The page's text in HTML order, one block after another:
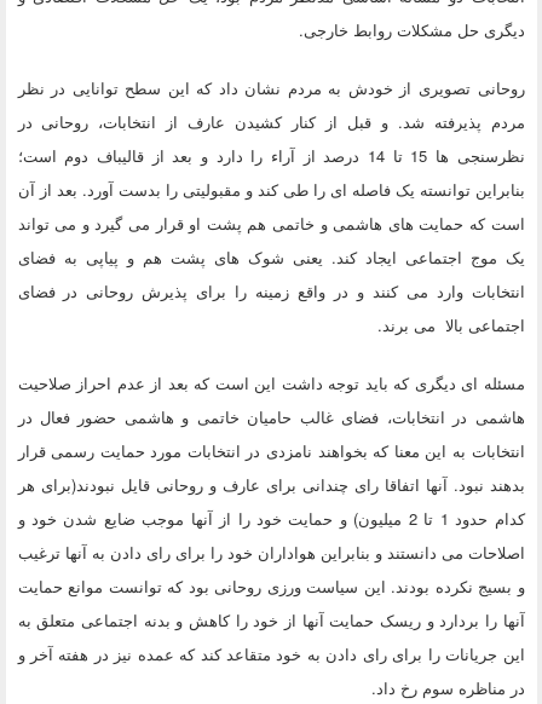
دیگری حل مشکلات روابط خارجی.
روحانی تصویری از خودش به مردم نشان داد که این سطح توانایی در نظر
مردم پذیرفته شد. و قبل از کنار کشیدن عارف از انتخابات، روحانی در
نظرسنجی ها 15 تا 14 درصد از آراء را دارد و بعد از قالیباف دوم است؛
بنابراین توانسته یک فاصله ای را طی کند و مقبولیتی را بدست آورد. بعد از آن
است که حمایت های هاشمی و خاتمی هم پشت او قرار می گیرد و می تواند
یک موج اجتماعی ایجاد کند. یعنی شوک های پشت هم و پیاپی به فضای
انتخابات وارد می کنند و در واقع زمینه را برای پذیرش روحانی در فضای
اجتماعی بالا می برند.
مسئله ای دیگری که باید توجه داشت این است که بعد از عدم احراز صلاحیت
هاشمی در انتخابات، فضای غالب حامیان خاتمی و هاشمی حضور فعال در
انتخابات به این معنا که بخواهند نامزدی در انتخابات مورد حمایت رسمی قرار
بدهند نبود. آنها اتفاقا رای چندانی برای عارف و روحانی قایل نبودند(برای هر
کدام حدود 1 تا 2 میلیون) و حمایت خود را از آنها موجب ضایع شدن خود و
اصلاحات می دانستند و بنابراین هواداران خود را برای رای دادن به آنها ترغیب
و بسیج نکرده بودند. این سیاست ورزی روحانی بود که توانست موانع حمایت
آنها را بردارد و ریسک حمایت آنها از خود را کاهش و بدنه اجتماعی متعلق به
این جریانات را برای رای دادن به خود متقاعد کند که عمده نیز در هفته آخر و
در مناظره سوم رخ داد.